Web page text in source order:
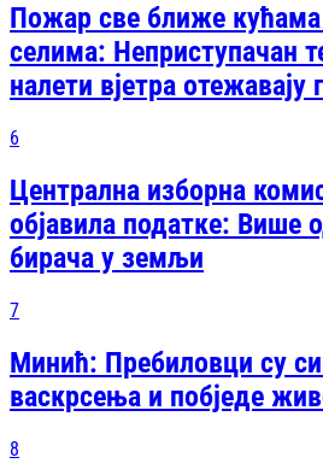
Пожар све ближе
селима: Неприступачан
налети вјетра
6
Централна изборна
објавила податке: Више
бирача у земљи
7
Минић: Пребиловци су
васкрсења и побједе
8